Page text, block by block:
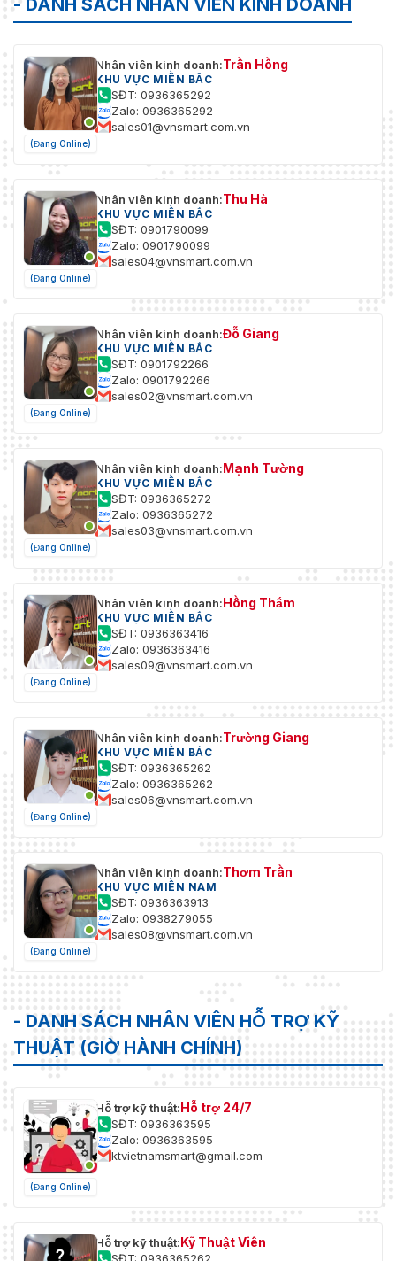
- DANH SÁCH NHÂN VIÊN KINH DOANH
(Đang Online)
Nhân viên kinh doanh:Trần Hồng
KHU VỰC MIỀN BẮC
SĐT: 0936365292
Zalo: 0936365292
sales01@vnsmart.com.vn
(Đang Online)
Nhân viên kinh doanh:Thu Hà
KHU VỰC MIỀN BẮC
SĐT: 0901790099
Zalo: 0901790099
sales04@vnsmart.com.vn
(Đang Online)
Nhân viên kinh doanh:Đỗ Giang
KHU VỰC MIỀN BẮC
SĐT: 0901792266
Zalo: 0901792266
sales02@vnsmart.com.vn
(Đang Online)
Nhân viên kinh doanh:Mạnh Tường
KHU VỰC MIỀN BẮC
SĐT: 0936365272
Zalo: 0936365272
sales03@vnsmart.com.vn
(Đang Online)
Nhân viên kinh doanh:Hồng Thắm
KHU VỰC MIỀN BẮC
SĐT: 0936363416
Zalo: 0936363416
sales09@vnsmart.com.vn
(Đang Online)
Nhân viên kinh doanh:Trường Giang
KHU VỰC MIỀN BẮC
SĐT: 0936365262
Zalo: 0936365262
sales06@vnsmart.com.vn
(Đang Online)
Nhân viên kinh doanh:Thơm Trần
KHU VỰC MIỀN NAM
SĐT: 0936363913
Zalo: 0938279055
sales08@vnsmart.com.vn
- DANH SÁCH NHÂN VIÊN HỖ TRỢ KỸ
THUẬT (GIỜ HÀNH CHÍNH)
(Đang Online)
Hỗ trợ kỹ thuật:Hỗ trợ 24/7
SĐT: 0936363595
Zalo: 0936363595
ktvietnamsmart@gmail.com
Hỗ trợ kỹ thuật:Kỹ Thuật Viên